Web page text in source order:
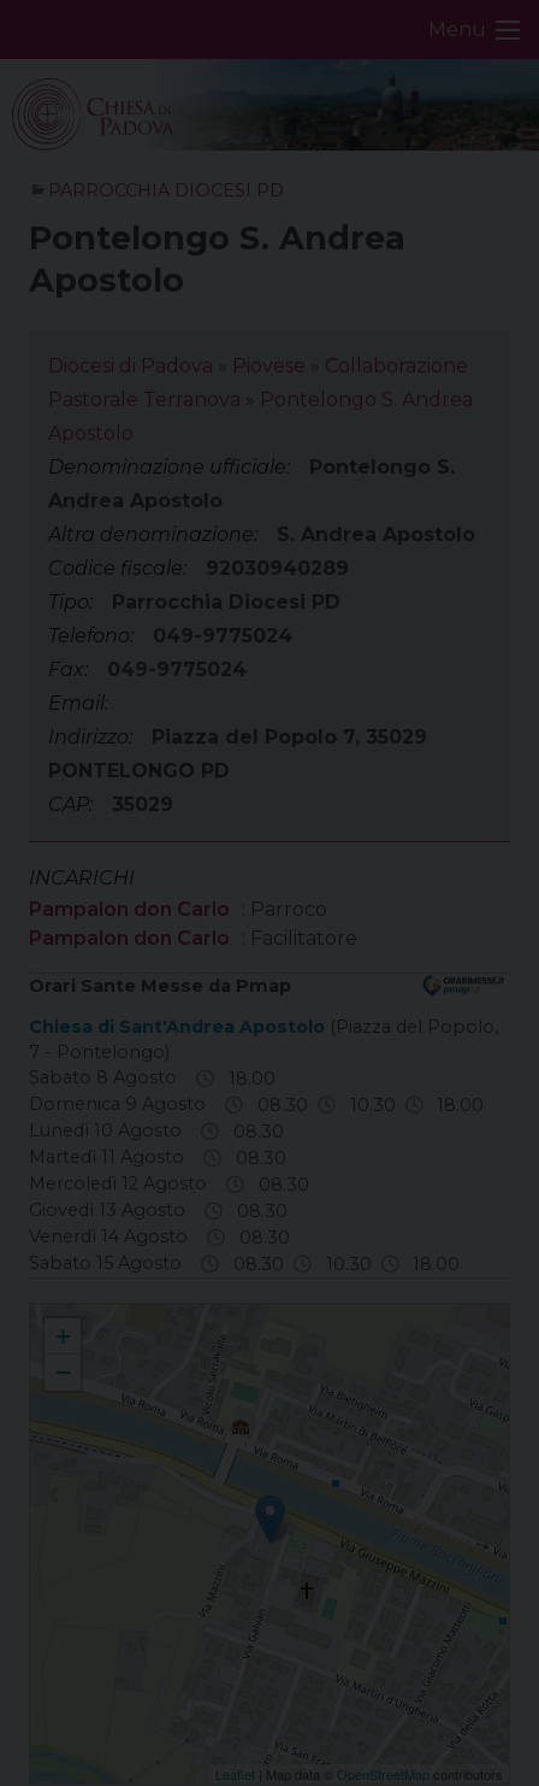
Menu
PARROCCHIA DIOCESI PD
Pontelongo S. Andrea
Apostolo
Diocesi di Padova Piovese
Collaborazione
Pastorale Terranova
Pontelongo S. Andrea
Apostolo
Denominazione ufficiale:
Pontelongo S.
Andrea Apostolo
Altra denominazione:
S. Andrea Apostolo
Codice fiscale:
92030940289
Tipo:
Parrocchia Diocesi PD
Telefono:
049-9775024
Fax:
049-9775024
Email:
Indirizzo:
Piazza del Popolo 7, 35029
PONTELONGO PD
CAP:
35029
INCARICHI
Pampalon don Carlo
: Parroco
Pampalon don Carlo
: Facilitatore
Orari Sante Messe da Pmap
Chiesa di Sant'Andrea Apostolo (Piazza del Popolo,
7 - Pontelongo)
Sabato 8 Agosto
18.00
Domenica 9 Agosto
08.30 10.30
18.00
Lunedì 10 Agosto
08.30
Martedì 11 Agosto
08.30
Mercoledì 12 Agosto
08.30
Giovedì 13 Agosto
08.30
Venerdì 14 Agosto
08.30
Sabato 15 Agosto
08.30 10.30 18.00
+
−
Leaflet | Map data © OpenStreetMap contributors